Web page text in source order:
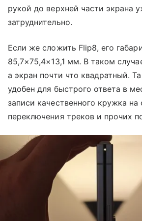
рукой до верхней части экрана
затруднительно.
Если же сложить Flip8, его
85,7×75,4×13,1 мм. В таком
а экран почти что квадратный.
удобен для быстрого ответа в
записи качественного кружка
переключения треков и прочих